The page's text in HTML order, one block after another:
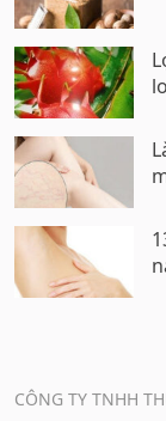
CÔNG TY TNHH